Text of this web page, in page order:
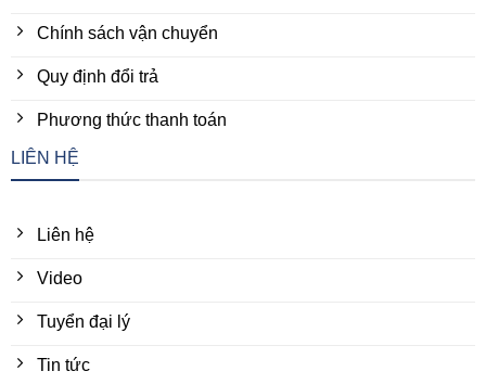
Chính sách vận chuyển
Quy định đổi trả
Phương thức thanh toán
LIÊN HỆ
Liên hệ
Video
Tuyển đại lý
Tin tức